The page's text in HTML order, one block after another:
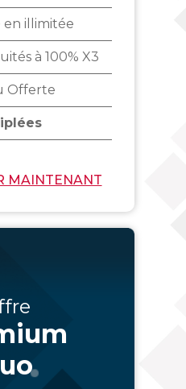
en illimitée
à 100% X3
Offerte
MAINTENANT